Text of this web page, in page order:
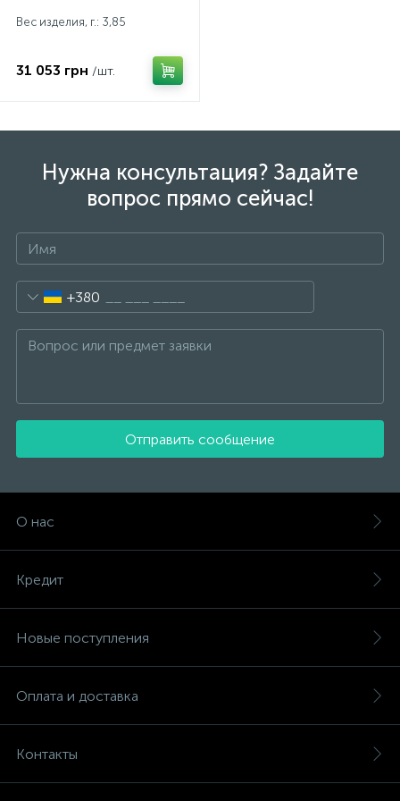
Вес изделия, г.: 3,85
31 053 грн /шт.
Нужна консультация? Задайте
вопрос прямо сейчас!
+380
Отправить сообщение
О нас
Кредит
Новые поступления
Оплата и доставка
Контакты